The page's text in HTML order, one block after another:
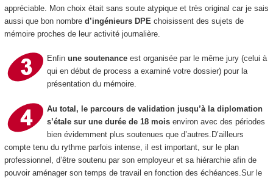
appréciable. Mon choix était sans soute atypique et très original car je sais
aussi que bon nombred’ingénieurs DPE choisissent des sujets de
mémoire proches de leur activité journalière.
Enfin une soutenanceest organisée par le même jury (celui à
qui en début de process a examiné votre dossier) pour la
présentation du mémoire.
Au total, le parcours de validation jusqu’à la diplomation
s’étale sur une durée de 18 moisenviron avec des périodes
bien évidemment plus soutenues que d’autres.D’ailleurs
compte tenu du rythme parfois intense, il est important, sur le plan
professionnel, d’être soutenu par son employeur et sa hiérarchie afin de
pouvoir aménager son temps de travail en fonction des échéances.Sur le